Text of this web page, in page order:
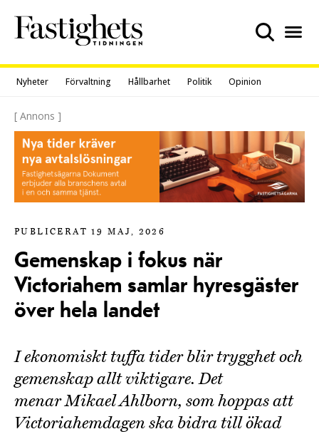
content
Nyheter Förvaltning Hållbarhet Politik Opinion
[ Annons ]
PUBLICERAT 19 MAJ, 2026
Gemenskap i fokus när
Victoriahem samlar hyresgäster
över hela landet
I ekonomiskt tuffa tider blir trygghet och
gemenskap allt viktigare. Det
menar Mikael Ahlborn, som hoppas att
Victoriahemdagen ska bidra till ökad